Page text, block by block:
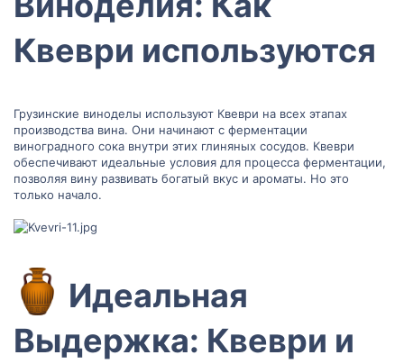
Квеври используются​
Грузинские виноделы используют Квеври на всех этапах
производства вина. Они начинают с ферментации
виноградного сока внутри этих глиняных сосудов. Квеври
обеспечивают идеальные условия для процесса ферментации,
позволяя вину развивать богатый вкус и ароматы. Но это
только начало.
Идеальная
Выдержка: Квеври и